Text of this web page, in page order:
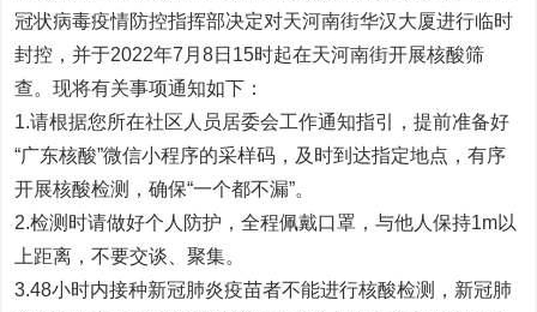
冠状病毒疫情防控指挥部决定对天河南街华汉大厦进行临时
封控，并于2022年7月8日15时起在天河南街开展核酸筛
查。现将有关事项通知如下：
1.请根据您所在社区人员居委会工作通知指引，提前准备好
“广东核酸”微信小程序的采样码，及时到达指定地点，有序
开展核酸检测，确保“一个都不漏”。
2.检测时请做好个人防护，全程佩戴口罩，与他人保持1m以
上距离，不要交谈、聚集。
3.48小时内接种新冠肺炎疫苗者不能进行核酸检测，新冠肺